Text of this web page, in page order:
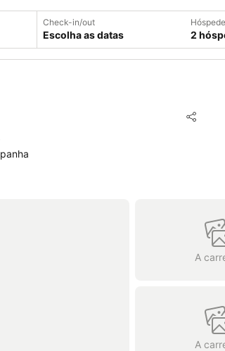
Check-in/out
Escolha as datas 2
Partilhar
A
A